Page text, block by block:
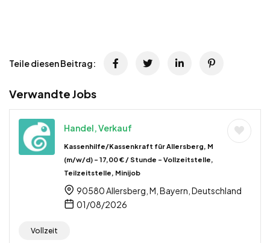
Teile diesen Beitrag:
Verwandte Jobs
Handel, Verkauf
Kassenhilfe/Kassenkraft für Allersberg, M
(m/w/d) – 17,00 € / Stunde – Vollzeitstelle,
Teilzeitstelle, Minijob
90580 Allersberg, M, Bayern, Deutschland
01/08/2026
Vollzeit